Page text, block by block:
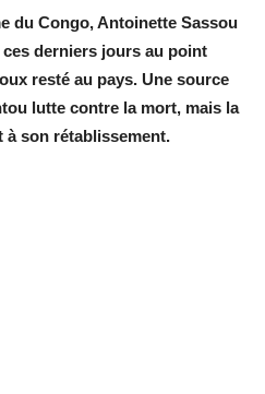
du Congo, Antoinette Sassou
derniers jours au point
resté au pays. Une source
lutte contre la mort, mais la
à son rétablissement.